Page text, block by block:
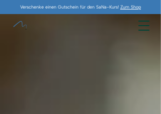
Verschenke einen Gutschein für den SaNa-Kurs! Zum Shop